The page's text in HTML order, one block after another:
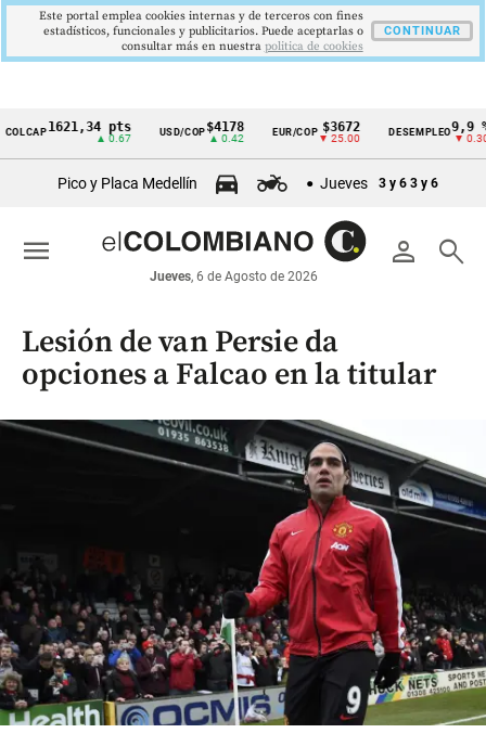
Cintillo
económicos
Colombia
1621,34 pts USD/COP$4178
▲ 0.42
EUR/COP $3672
▼ 25.00
DESEMPLEO9,9 %
▼ 0.30
Pico y Placa Medellín Jueves 3 y 6 3 y 6
person search
Jueves, 6 de Agosto de 2026
menu
Lesión de van Persie da
opciones a Falcao en la titular
Este portal emplea cookies internas y de terceros con fines
estadísticos, funcionales y publicitarios. Puede aceptarlas o
consultar más en nuestra politica de cookies
CONTINUAR